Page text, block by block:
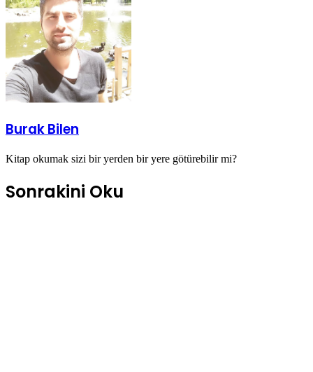
paylaş
Burak Bilen
Kitap okumak sizi bir yerden bir yere götürebilir mi?
Sonrakini Oku